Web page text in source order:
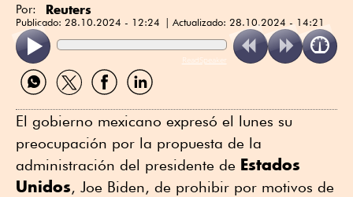
Por: Reuters
Publicado: 28.10.2024 - 12:24 Actualizado: 28.10.2024 - 14:21
ReadSpeaker
Compartir
por
Compartir
por
Compartir
por
Compartir
por
El gobierno mexicano expresó el lunes su
preocupación por la propuesta de la
administración del presidente de Estados
Unidos, Joe Biden, de prohibir por motivos de